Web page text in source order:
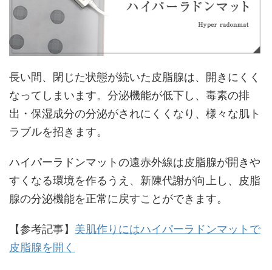
長い間、閉じた状態が続いた皮脂腺は、開きにくく
なってしまいます。分泌機能が低下し、毒素の排
出・保湿成分の分泌がされにくくなり、様々な肌ト
ラブルを招きます。
ハイパーラドンマットの遠赤外線は皮脂腺が開きや
すくなる環境を作るうえ、新陳代謝が向上し、皮脂
腺の分泌機能を正常に戻すことができます。
【参考記事】 美肌作りにはハイパーラドンマットで
皮脂腺を開く